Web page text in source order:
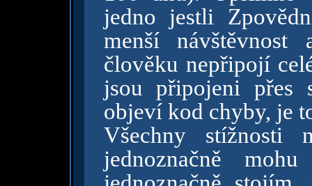
jedno jestli
menší
člověku nepřipojí
jsou připojeni přes
objeví kod chyby, je
Všechny stížnosti
jednoznačně